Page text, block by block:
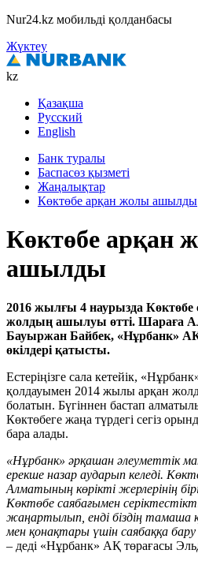
Nur24.kz мобильді қолданбасы
Жүктеу
kz
Қазақша
Русский
English
Банк туралы
Баспасөз қызметі
Жаңалықтар
Көктөбе арқан жолы ашылды
Көктөбе арқан
ашылды
2016 жылғы 4 наурызда Көктөбе
жолдың ашылуы өтті. Шараға
Бауыржан Байбек, «Нұрбанк»
өкілдері қатысты.
Естеріңізге сала кетейік,
қолдауымен 2014 жылы арқан
болатын. Бүгіннен бастап
Көктөбеге жаңа түрдегі сегіз
бара алады.
«Нұрбанк» әрқашан әлеуметтік
ерекше назар аударып келеді.
Алматының көрікті жерлерінің
Көктөбе саябағымен
жаңартылып, енді біздің тамаша
мен қонақтары үшін саябаққа
– деді «Нұрбанк» АҚ төрағасы